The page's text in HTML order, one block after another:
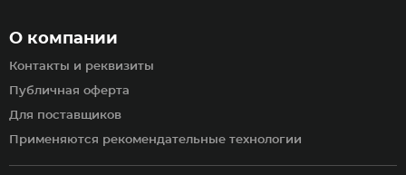
О компании
Контакты и реквизиты
Публичная оферта
Для поставщиков
Применяются рекомендательные технологии